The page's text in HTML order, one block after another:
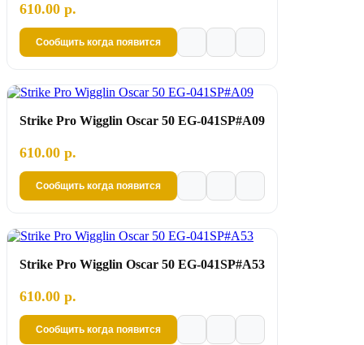
610.00 р.
Сообщить когда появится
Strike Pro Wigglin Oscar 50 EG-041SP#A09
610.00 р.
Сообщить когда появится
Strike Pro Wigglin Oscar 50 EG-041SP#A53
610.00 р.
Сообщить когда появится